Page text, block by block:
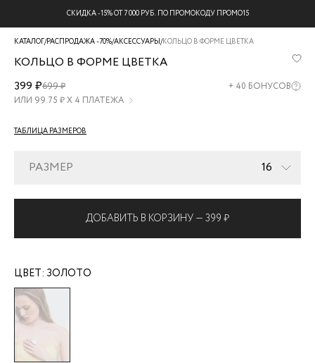
СКИДКА -15% ОТ 7 000 РУБ. ПО ПРОМОКОДУ ПРОМО15
КАТАЛОГ/РАСПРОДАЖА -70%/АКСЕССУАРЫ/КОЛЬЦО В ФОРМЕ ЦВЕТКА
КОЛЬЦО В ФОРМЕ ЦВЕТКА
ZR2605060326-
6
399 ₽699 ₽ + 40 БОНУСОВ
ИЛИ 99.75 ₽ Х 4 ПЛАТЕЖА
ТАБЛИЦА РАЗМЕРОВ
РАЗМЕР 16
ДОБАВИТЬ В КОРЗИНУ — 399 ₽
ЦВЕТ: ЗОЛОТО